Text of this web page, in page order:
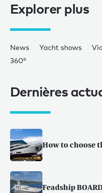
Explorer plus
News Yacht shows
360°
Dernières
How to choose
Feadship